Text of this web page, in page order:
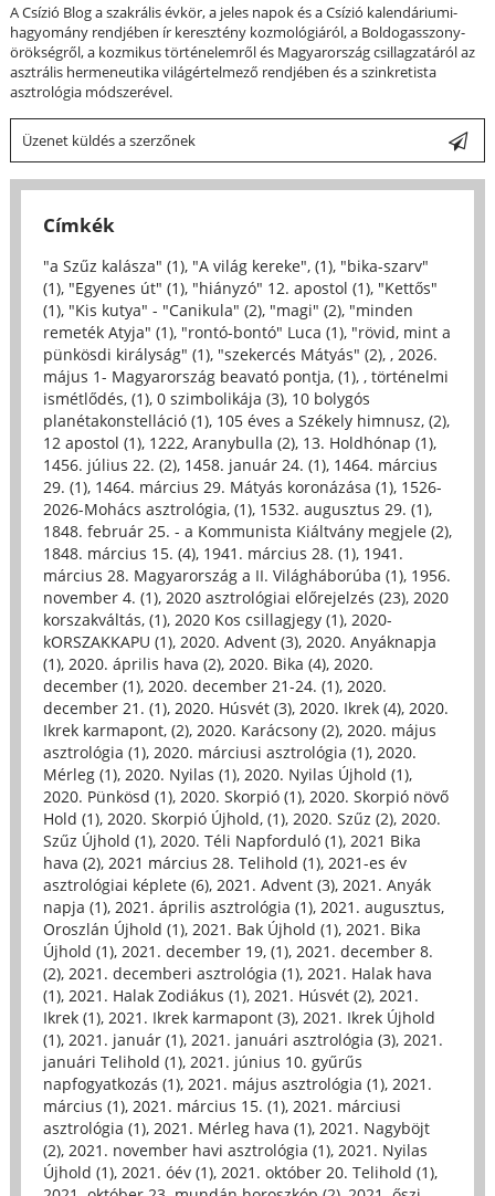
A Csízió Blog a szakrális évkör, a jeles napok és a Csízió kalendáriumi-
hagyomány rendjében ír keresztény kozmológiáról, a Boldogasszony-
örökségről, a kozmikus történelemről és Magyarország csillagzatáról az
asztrális hermeneutika világértelmező rendjében és a szinkretista
asztrológia módszerével.
Üzenet küldés a szerzőnek
Címkék
"a Szűz kalásza" (1), "A világ kereke", (1), "bika-szarv"
(1), "Egyenes út" (1), "hiányzó" 12. apostol (1), "Kettős"
(1), "Kis kutya" - "Canikula" (2), "magi" (2), "minden
remeték Atyja" (1), "rontó-bontó" Luca (1), "rövid, mint a
pünkösdi királyság" (1), "szekercés Mátyás" (2), , 2026.
május 1- Magyarország beavató pontja, (1), , történelmi
ismétlődés, (1), 0 szimbolikája (3), 10 bolygós
planétakonstelláció (1), 105 éves a Székely himnusz, (2),
12 apostol (1), 1222, Aranybulla (2), 13. Holdhónap (1),
1456. július 22. (2), 1458. január 24. (1), 1464. március
29. (1), 1464. március 29. Mátyás koronázása (1), 1526-
2026-Mohács asztrológia, (1), 1532. augusztus 29. (1),
1848. február 25. - a Kommunista Kiáltvány megjele (2),
1848. március 15. (4), 1941. március 28. (1), 1941.
március 28. Magyarország a II. Világháborúba (1), 1956.
november 4. (1), 2020 asztrológiai előrejelzés (23), 2020
korszakváltás, (1), 2020 Kos csillagjegy (1), 2020-
kORSZAKKAPU (1), 2020. Advent (3), 2020. Anyáknapja
(1), 2020. április hava (2), 2020. Bika (4), 2020.
december (1), 2020. december 21-24. (1), 2020.
december 21. (1), 2020. Húsvét (3), 2020. Ikrek (4), 2020.
Ikrek karmapont, (2), 2020. Karácsony (2), 2020. május
asztrológia (1), 2020. márciusi asztrológia (1), 2020.
Mérleg (1), 2020. Nyilas (1), 2020. Nyilas Újhold (1),
2020. Pünkösd (1), 2020. Skorpió (1), 2020. Skorpió növő
Hold (1), 2020. Skorpió Újhold, (1), 2020. Szűz (2), 2020.
Szűz Újhold (1), 2020. Téli Napforduló (1), 2021 Bika
hava (2), 2021 március 28. Telihold (1), 2021-es év
asztrológiai képlete (6), 2021. Advent (3), 2021. Anyák
napja (1), 2021. április asztrológia (1), 2021. augusztus,
Oroszlán Újhold (1), 2021. Bak Újhold (1), 2021. Bika
Újhold (1), 2021. december 19, (1), 2021. december 8.
(2), 2021. decemberi asztrológia (1), 2021. Halak hava
(1), 2021. Halak Zodiákus (1), 2021. Húsvét (2), 2021.
Ikrek (1), 2021. Ikrek karmapont (3), 2021. Ikrek Újhold
(1), 2021. január (1), 2021. januári asztrológia (3), 2021.
januári Telihold (1), 2021. június 10. gyűrűs
napfogyatkozás (1), 2021. május asztrológia (1), 2021.
március (1), 2021. március 15. (1), 2021. márciusi
asztrológia (1), 2021. Mérleg hava (1), 2021. Nagyböjt
(2), 2021. november havi asztrológia (1), 2021. Nyilas
Újhold (1), 2021. óév (1), 2021. október 20. Telihold (1),